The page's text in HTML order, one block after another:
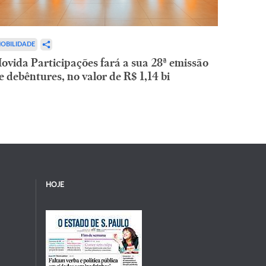
Participações fará a sua 28ª emissão
debêntures, no valor de R$ 1,14 bi
HOJE